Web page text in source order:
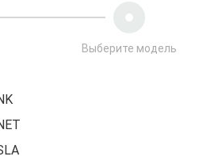
Выберите модель